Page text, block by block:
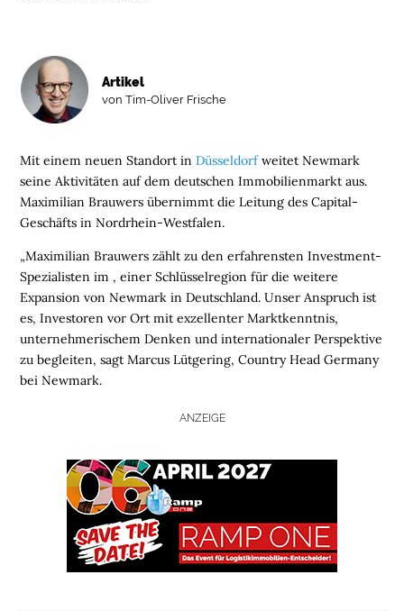
H
M
E
Mit einem neuen Standort inDüsseldorfweitet Newmark
seine Aktivitäten auf dem deutschen Immobilienmarkt aus.
Maximilian Brauwers übernimmt die Leitung des Capital-
Geschäfts in Nordrhein-Westfalen.
„Maximilian Brauwers zählt zu den erfahrensten Investment-
Spezialisten im , einer Schlüsselregion für die weitere
Expansion von Newmark in Deutschland. Unser Anspruch ist
es, Investoren vor Ort mit exzellenter Marktkenntnis,
unternehmerischem Denken und internationaler Perspektive
zu begleiten, sagt Marcus Lütgering, Country Head Germany
bei Newmark.
Artikel
von Tim-Oliver Frische
ANZEIGE